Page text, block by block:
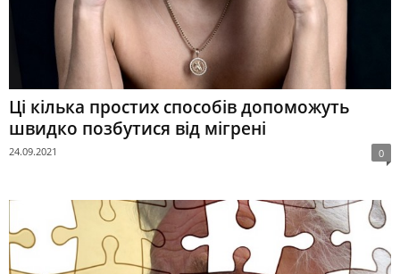
Ці кілька простих способів допоможуть
швидко позбутися від мігрені
24.09.2021 0